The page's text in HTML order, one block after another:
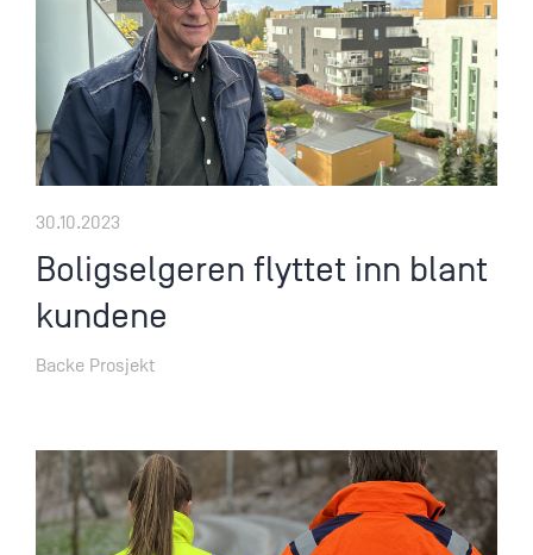
30.10.2023
Boligselgeren flyttet inn blant
kundene
Backe Prosjekt